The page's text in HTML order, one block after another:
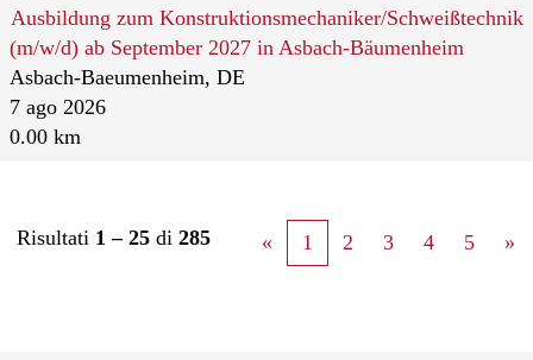
Ausbildung zum Konstruktionsmechaniker/Schweißtechnik
(m/w/d) ab September 2027 in Asbach-Bäumenheim
Asbach-Baeumenheim, DE
7 ago 2026
0.00 km
Risultati 1 – 25 di 285 « 1 2 3 4 5 »